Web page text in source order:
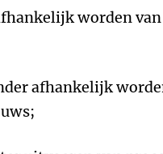
worden
afhankelijk